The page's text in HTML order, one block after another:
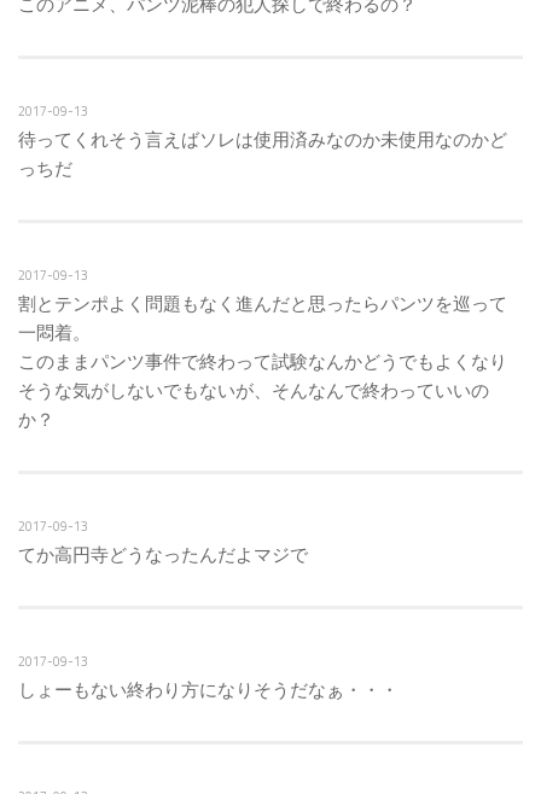
2017-09-13
待ってくれそう言えばソレは使用済みなのか未使用なのかど
っちだ
2017-09-13
割とテンポよく問題もなく進んだと思ったらパンツを巡って
一悶着。
このままパンツ事件で終わって試験なんかどうでもよくなり
そうな気がしないでもないが、そんなんで終わっていいの
か？
2017-09-13
てか高円寺どうなったんだよマジで
2017-09-13
しょーもない終わり方になりそうだなぁ・・・